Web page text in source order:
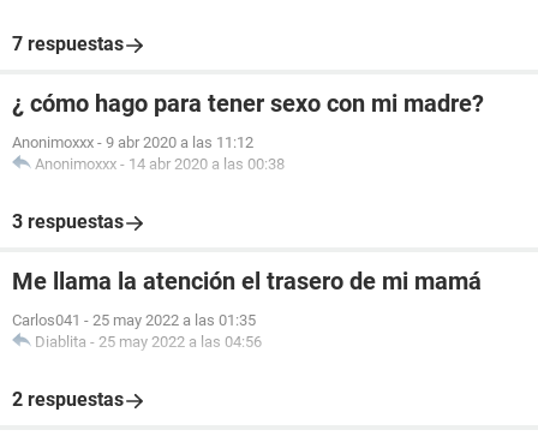
7 respuestas
¿ cómo hago para tener sexo con mi madre?
Anonimoxxx - 9 abr 2020 a las 11:12
Anonimoxxx - 14 abr 2020 a las 00:38
3 respuestas
Me llama la atención el trasero de mi mamá
Carlos041 - 25 may 2022 a las 01:35
Diablita - 25 may 2022 a las 04:56
2 respuestas